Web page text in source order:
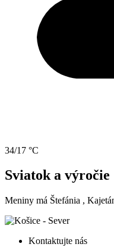
34/17 °C
Sviatok a výročie
Meniny má Štefánia ,
Kontaktujte nás